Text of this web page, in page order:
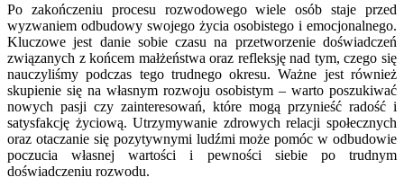
Po zakończeniu procesu rozwodowego wiele osób staje przed
wyzwaniem odbudowy swojego życia osobistego i emocjonalnego.
Kluczowe jest danie sobie czasu na przetworzenie doświadczeń
związanych z końcem małżeństwa oraz refleksję nad tym, czego się
nauczyliśmy podczas tego trudnego okresu. Ważne jest również
skupienie się na własnym rozwoju osobistym – warto poszukiwać
nowych pasji czy zainteresowań, które mogą przynieść radość i
satysfakcję życiową. Utrzymywanie zdrowych relacji społecznych
oraz otaczanie się pozytywnymi ludźmi może pomóc w odbudowie
poczucia własnej wartości i pewności siebie po trudnym
doświadczeniu rozwodu.